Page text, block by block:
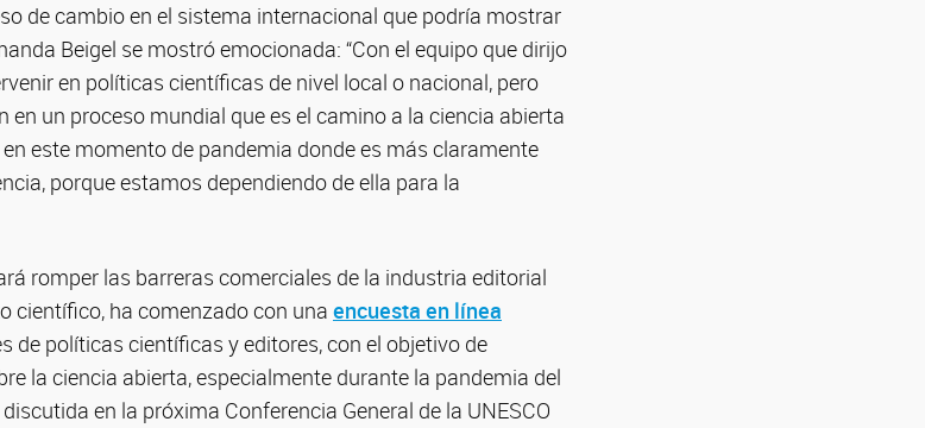
de cambio en el sistema internacional que podría mostrar
Beigel se mostró emocionada: “Con el equipo que dirijo
en políticas científicas de nivel local o nacional, pero
en un proceso mundial que es el camino a la ciencia abierta
este momento de pandemia donde es más claramente
porque estamos dependiendo de ella para la
romper las barreras comerciales de la industria editorial
científico, ha comenzado con una encuesta en línea
de políticas científicas y editores, con el objetivo de
la ciencia abierta, especialmente durante la pandemia del
en la próxima Conferencia General de la UNESCO